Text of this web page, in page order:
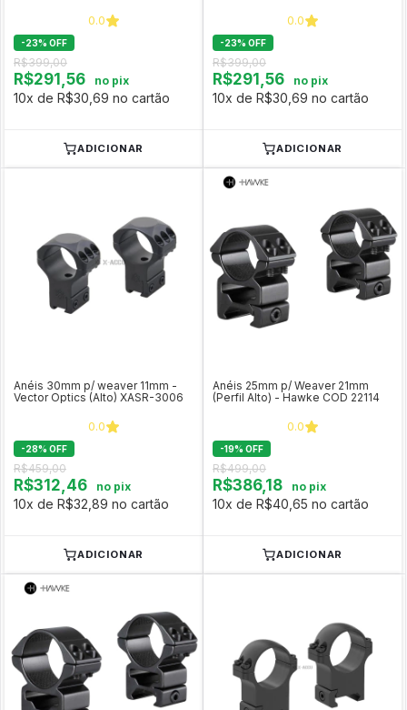
0.0
-23% OFF
R$399,00
R$291,56 no pix
10x de R$30,69 no cartão
ADICIONAR
0.0
-23% OFF
R$399,00
R$291,56 no pix
10x de R$30,69 no cartão
ADICIONAR
Anéis 30mm p/ weaver 11mm -
Vector Optics (Alto) XASR-3006
0.0
-28% OFF
R$459,00
R$312,46 no pix
10x de R$32,89 no cartão
ADICIONAR
Anéis 25mm p/ Weaver 21mm
(Perfil Alto) - Hawke COD 22114
0.0
-19% OFF
R$499,00
R$386,18 no pix
10x de R$40,65 no cartão
ADICIONAR